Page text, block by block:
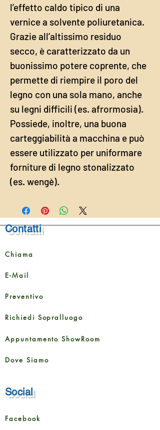
l’effetto caldo tipico di una
vernice a solvente poliuretanica.
Grazie all’altissimo residuo
secco, è caratterizzato da un
buonissimo potere coprente, che
permette di riempire il poro del
legno con una sola mano, anche
su legni difficili (es. afrormosia).
Possiede, inoltre, una buona
carteggiabilità a macchina e può
essere utilizzato per uniformare
forniture di legno stonalizzato
(es. wengè).
Contatti
Chiama
E-Mail
Preventivo
Richiedi Sopralluogo
Appuntamento ShowRoom
Dove Siamo
Social
Facebook